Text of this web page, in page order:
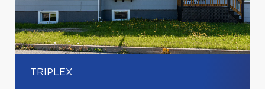
TRIPLEX